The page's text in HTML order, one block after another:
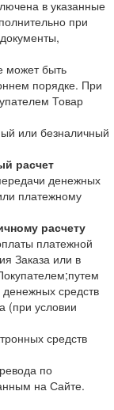
в указанные
при
может быть
порядке. При
Товар
или безналичный
расчет
денежных
платежному
расчету
платежной
Заказа или в
средств
(при условии
средств
по
на Сайте.